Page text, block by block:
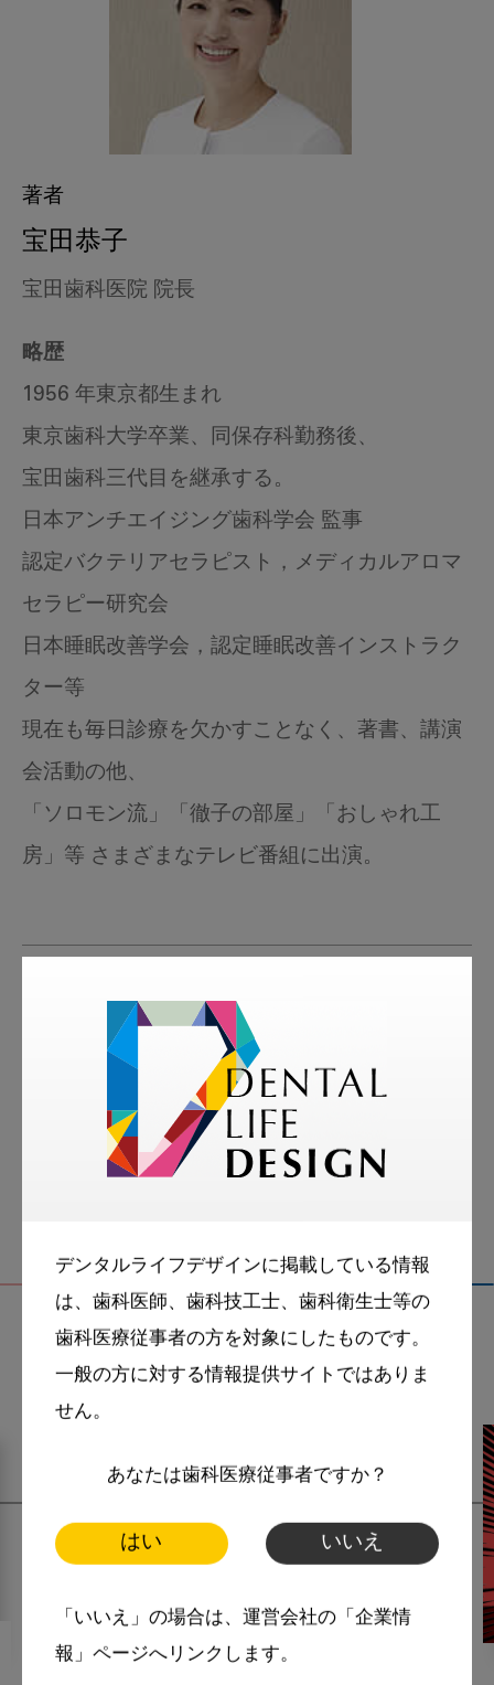
デンタルライフデザインに掲載している情報
は、歯科医師、歯科技工士、歯科衛生士等の
歯科医療従事者の方を対象にしたものです。
一般の方に対する情報提供サイトではありま
せん。
あなたは歯科医療従事者ですか？
はい いいえ
「いいえ」の場合は、運営会社の「企業情
報」ページへリンクします。
著者
宝田恭子
宝田歯科医院 院長
略歴
1956 年東京都生まれ
東京歯科大学卒業、同保存科勤務後、
宝田歯科三代目を継承する。
日本アンチエイジング歯科学会 監事
認定バクテリアセラピスト，メディカルアロマ
セラピー研究会
日本睡眠改善学会，認定睡眠改善インストラク
ター等
現在も毎日診療を欠かすことなく、著書、講演
会活動の他、
「ソロモン流」「徹子の部屋」「おしゃれ工
房」等 さまざまなテレビ番組に出演。
More Smile
お悩み相談室
スマイル＋アーカイブ
動画 歯科衛生士
関連記事
2022・5・9 MoreSmile